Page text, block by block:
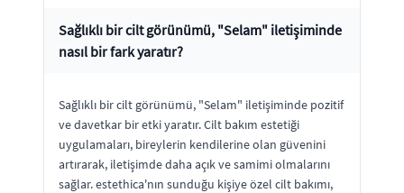
Sağlıklı bir cilt görünümü, "Selam" iletişiminde
nasıl bir fark yaratır?
Sağlıklı bir cilt görünümü, "Selam" iletişiminde pozitif
ve davetkar bir etki yaratır. Cilt bakım estetiği
uygulamaları, bireylerin kendilerine olan güvenini
artırarak, iletişimde daha açık ve samimi olmalarını
sağlar. estethica'nın sunduğu kişiye özel cilt bakımı,